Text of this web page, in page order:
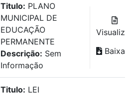
Titulo: PLANO
MUNICIPAL DE
EDUCAÇÃO
PERMANENTE
Descrição: Sem
Informação
Visualizar
Baixar
Titulo: LEI